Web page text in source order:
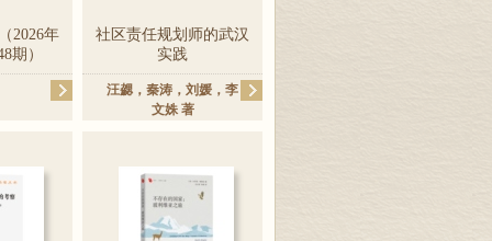
2026年
期）
社区责任规划师的武汉
实践
汪勰 ， 秦涛 ， 刘媛 ， 李
文姝著